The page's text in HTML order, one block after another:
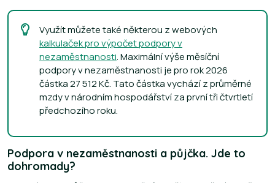
Využít můžete také některou z webových
kalkulaček pro výpočet podpory v
nezaměstnanosti. Maximální výše měsíční
podpory v nezaměstnanosti je pro rok 2026
částka 27 512 Kč. Tato částka vychází z průměrné
mzdy v národním hospodářství za první tři čtvrtletí
předchozího roku.
Podpora v nezaměstnanosti a půjčka. Jde to
dohromady?